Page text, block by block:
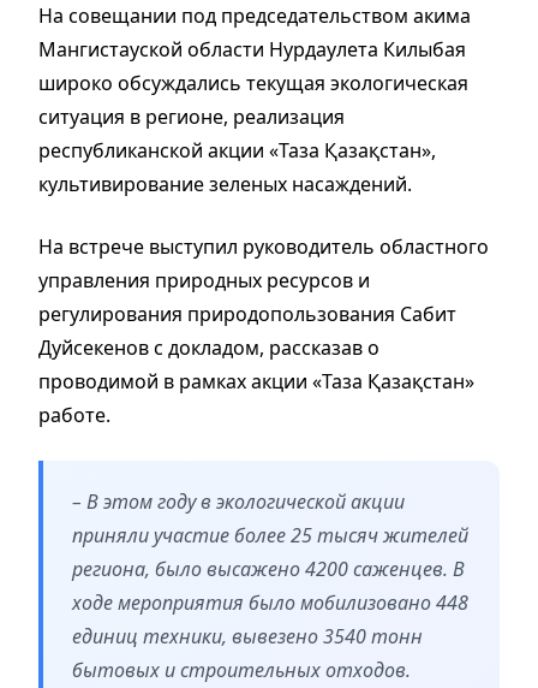
На совещании под председательством акима
Мангистауской области Нурдаулета Килыбая
широко обсуждались текущая экологическая
ситуация в регионе, реализация
республиканской акции «Таза Қазақстан»,
культивирование зеленых насаждений.
На встрече выступил руководитель областного
управления природных ресурсов и
регулирования природопользования Сабит
Дуйсекенов с докладом, рассказав о
проводимой в рамках акции «Таза Қазақстан»
работе.
– В этом году в экологической акции
приняли участие более 25 тысяч жителей
региона, было высажено 4200 саженцев. В
ходе мероприятия было мобилизовано 448
единиц техники, вывезено 3540 тонн
бытовых и строительных отходов.